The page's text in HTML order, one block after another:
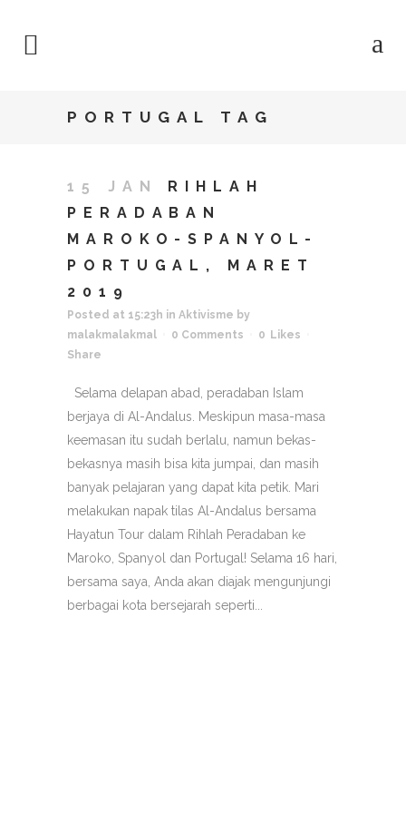
PORTUGAL TAG
15 JAN
RIHLAH
PERADABAN
MAROKO-SPANYOL-
PORTUGAL, MARET
2019
Posted at 15:23h in Aktivisme by
malakmalakmal
0 Comments 0
Likes
Share
Selama delapan abad, peradaban Islam
berjaya di Al-Andalus. Meskipun masa-masa
keemasan itu sudah berlalu, namun bekas-
bekasnya masih bisa kita jumpai, dan masih
banyak pelajaran yang dapat kita petik. Mari
melakukan napak tilas Al-Andalus bersama
Hayatun Tour dalam Rihlah Peradaban ke
Maroko, Spanyol dan Portugal! Selama 16 hari,
bersama saya, Anda akan diajak mengunjungi
berbagai kota bersejarah seperti...